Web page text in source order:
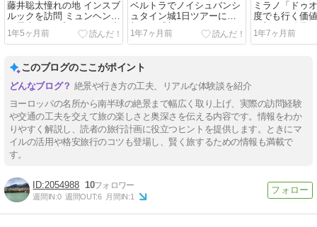
藤井聡太憧れの地 インスブ
ルックを訪問 ミュンヘンか
ら電車 ロープウェイで頂上
まで
1年5ヶ月前
ベルトラでノイシュバンシ
ュタイン城1日ツアーに参
加した感想
1年7ヶ月前
ミラノ「ドゥ
度でも行く価
に新たな発見
1年7ヶ月前
このブログのここがポイント
絶景や行き方の工夫、リアルな体験談を紹介
ヨーロッパの名所から南半球の絶景まで幅広く取り上げ、実際の訪問経験
や交通の工夫を交えて旅の楽しさと奥深さを伝える内容です。情報をわか
りやすく解説し、読者の旅行計画に役立つヒントを提供します。ときにマ
イルの活用や格安旅行のコツも登場し、賢く旅するための情報も満載で
す。
2054988 10
週間IN:0 週間OUT:6 月間IN:1